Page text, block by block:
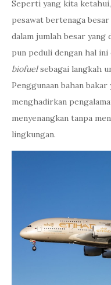
Seperti yang kita
pesawat bertenaga
dalam jumlah besar
pun peduli dengan hal ini
biofuelsebagai langkah
Penggunaan bahan
menghadirkan
menyenangkan tanpa
lingkungan.